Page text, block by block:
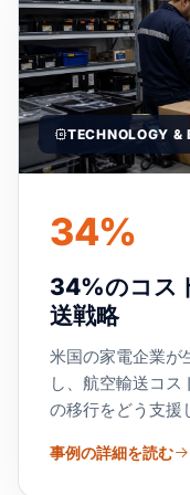
TECHNOLOGY &
34%
34%のコス
送戦略
米国の家電企業が
し、航空輸送コ
の移行をどう支援
事例の詳細を読む